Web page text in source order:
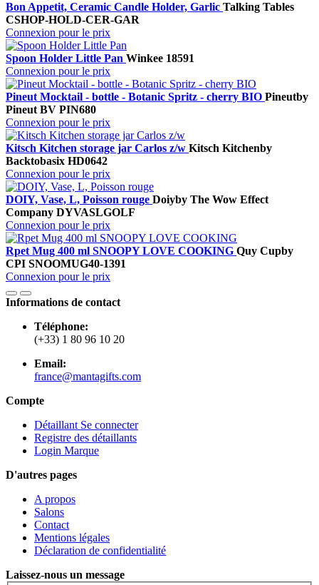
Bon Appetit, Ceramic Candle Holder, Garlic Talking Tables
CSHOP-HOLD-CER-GAR
Connexion pour le prix
Spoon Holder Little Pan Winkee 18591
Connexion pour le prix
Pineut Mocktail - bottle - Botanic Spritz - cherry BIO Pineutby
Pineut BV PIN680
Connexion pour le prix
Kitsch Kitchen storage jar Carlos z/w Kitsch Kitchenby
Backtobasix HD0642
Connexion pour le prix
DOIY, Vase, L, Poisson rouge Doiyby The Wow Effect
Company DYVASLGOLF
Connexion pour le prix
Rpet Mug 400 ml SNOOPY LOVE COOKING Quy Cupby
CPI SNOOMUG40-1391
Connexion pour le prix
Informations de contact
Téléphone:
(+33) 1 80 96 10 20
Email:
france@mantagifts.com
Compte
Détaillant Se connecter
Registre des détaillants
Login Marque
D'autres pages
A propos
Salons
Contact
Mentions légales
Déclaration de confidentialité
Laissez-nous un message